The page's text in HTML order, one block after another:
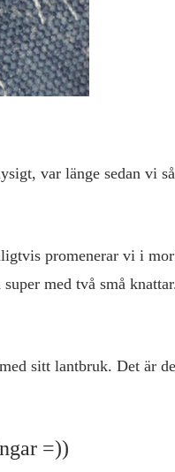
var länge sedan vi
promenerar vi i
med två små
sitt lantbruk. Det är
=))